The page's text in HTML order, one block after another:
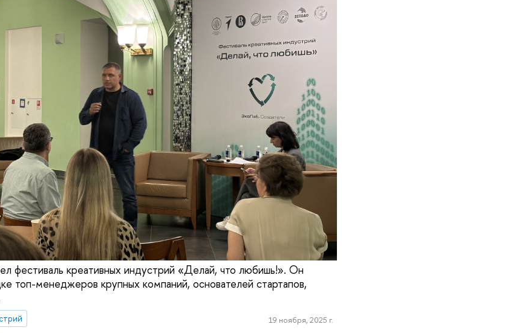
фестиваль креативных индустрий «Делай, что любишь!». Он
топ-менеджеров крупных компаний, основателей стартапов,
19 ноября, 2025 г.